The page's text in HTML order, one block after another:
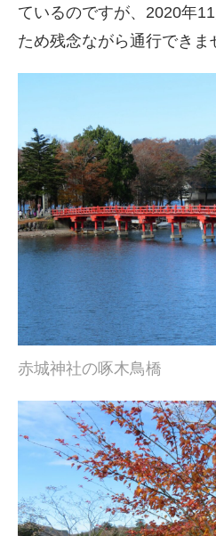
ているのですが、2020年
ため残念ながら通行できま
赤城神社の啄木鳥橋